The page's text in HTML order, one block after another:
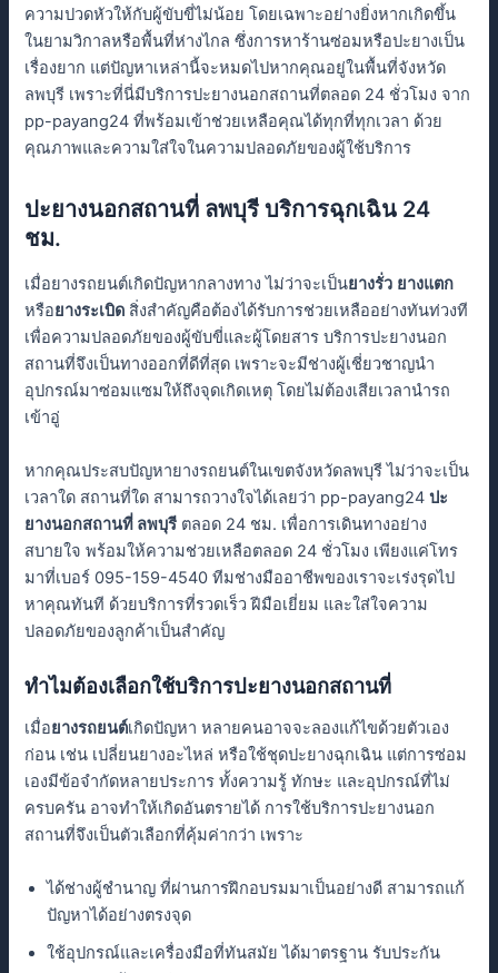
ความปวดหัวให้กับผู้ขับขี่ไม่น้อย โดยเฉพาะอย่างยิ่งหากเกิดขึ้น
ในยามวิกาลหรือพื้นที่ห่างไกล ซึ่งการหาร้านซ่อมหรือปะยางเป็น
เรื่องยาก แต่ปัญหาเหล่านี้จะหมดไปหากคุณอยู่ในพื้นที่จังหวัด
ลพบุรี เพราะที่นี่มีบริการปะยางนอกสถานที่ตลอด 24 ชั่วโมง จาก
pp-payang24 ที่พร้อมเข้าช่วยเหลือคุณได้ทุกที่ทุกเวลา ด้วย
คุณภาพและความใส่ใจในความปลอดภัยของผู้ใช้บริการ
ปะยางนอกสถานที่ ลพบุรี บริการฉุกเฉิน 24
ชม.
เมื่อยางรถยนต์เกิดปัญหากลางทาง ไม่ว่าจะเป็นยางรั่ว ยางแตก
หรือยางระเบิด สิ่งสําคัญคือต้องได้รับการช่วยเหลืออย่างทันท่วงที
เพื่อความปลอดภัยของผู้ขับขี่และผู้โดยสาร บริการปะยางนอก
สถานที่จึงเป็นทางออกที่ดีที่สุด เพราะจะมีช่างผู้เชี่ยวชาญนํา
อุปกรณ์มาซ่อมแซมให้ถึงจุดเกิดเหตุ โดยไม่ต้องเสียเวลานํารถ
เข้าอู่
หากคุณประสบปัญหายางรถยนต์ในเขตจังหวัดลพบุรี ไม่ว่าจะเป็น
เวลาใด สถานที่ใด สามารถวางใจได้เลยว่า pp-payang24ปะ
ยางนอกสถานที่ ลพบุรี ตลอด 24 ชม. เพื่อการเดินทางอย่าง
สบายใจ พร้อมให้ความช่วยเหลือตลอด 24 ชั่วโมง เพียงแค่โทร
มาที่เบอร์ 095-159-4540 ทีมช่างมืออาชีพของเราจะเร่งรุดไป
หาคุณทันที ด้วยบริการที่รวดเร็ว ฝีมือเยี่ยม และใส่ใจความ
ปลอดภัยของลูกค้าเป็นสําคัญ
ทําไมต้องเลือกใช้บริการปะยางนอกสถานที่
เมื่อยางรถยนต์เกิดปัญหา หลายคนอาจจะลองแก้ไขด้วยตัวเอง
ก่อน เช่น เปลี่ยนยางอะไหล่ หรือใช้ชุดปะยางฉุกเฉิน แต่การซ่อม
เองมีข้อจํากัดหลายประการ ทั้งความรู้ ทักษะ และอุปกรณ์ที่ไม่
ครบครัน อาจทําให้เกิดอันตรายได้ การใช้บริการปะยางนอก
สถานที่จึงเป็นตัวเลือกที่คุ้มค่ากว่า เพราะ
ได้ช่างผู้ชํานาญ ที่ผ่านการฝึกอบรมมาเป็นอย่างดี สามารถแก้
ปัญหาได้อย่างตรงจุด
ใช้อุปกรณ์และเครื่องมือที่ทันสมัย ได้มาตรฐาน รับประกัน